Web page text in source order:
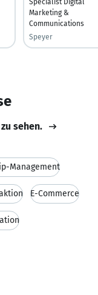
Marketing &
Communications
Speyer
sehen.
Management
E-Commerce